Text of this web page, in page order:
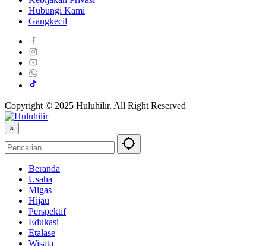
Hubungi Kami
Gangkecil
Copyright © 2025 Huluhilir. All Right Reserved
×
Beranda
Usaha
Migas
Hijau
Perspektif
Edukasi
Etalase
Wisata